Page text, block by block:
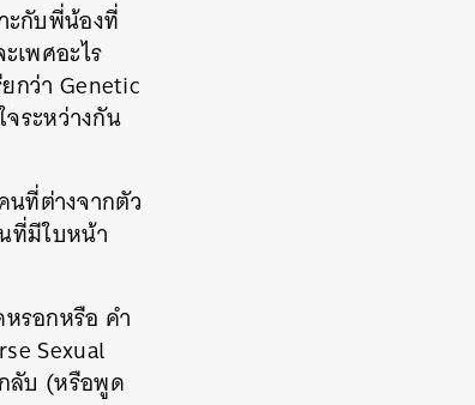
ะกับพี่น้องที่
เพศอะไร
กว่า Genetic
ระหว่างกัน
นที่ต่างจากตัว
ที่มีใบหน้า
รอกหรือ คำ
Sexual
ลับ (หรือพูด